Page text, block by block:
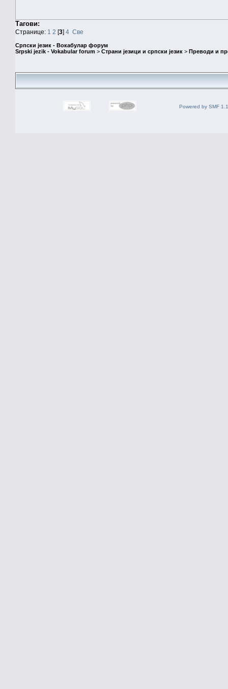
Тагови:
Странице: 1 2 [3] 4 Све
Српски језик - Вокабулар форум
Srpski jezik - Vokabular forum > Страни језици и српски језик > Преводи и
Powered by SMF